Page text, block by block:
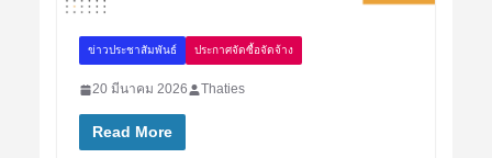
ข่าวประชาสัมพันธ์ ประกาศจัดซื้อจัดจ้าง
20 มีนาคม 2026 Thaties
Read More